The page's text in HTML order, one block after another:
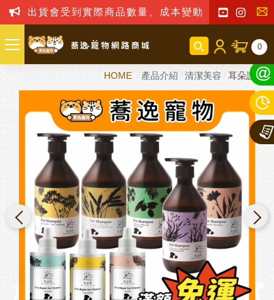
出貨會受到實際商品數量、成本變動之影響，我司
聯
我
們
0
HOME 產品介紹 清潔美容 耳朵護理